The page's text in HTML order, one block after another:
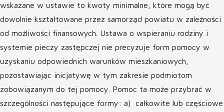
wskazane w ustawie to kwoty minimalne, które mogą być
dowolnie kształtowane przez samorząd powiatu w zależności
od możliwości finansowych. Ustawa o wspieraniu rodziny i
systemie pieczy zastępczej nie precyzuje form pomocy w
uzyskaniu odpowiednich warunków mieszkaniowych,
pozostawiając inicjatywę w tym zakresie podmiotom
zobowiązanym do tej pomocy. Pomoc ta może przybrać w
szczególności następujące formy: a) całkowite lub częściowe